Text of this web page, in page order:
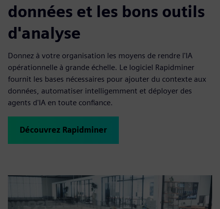
données et les bons outils
d'analyse
Donnez à votre organisation les moyens de rendre l'IA
opérationnelle à grande échelle. Le logiciel Rapidminer
fournit les bases nécessaires pour ajouter du contexte aux
données, automatiser intelligemment et déployer des
agents d'IA en toute confiance.
Découvrez Rapidminer